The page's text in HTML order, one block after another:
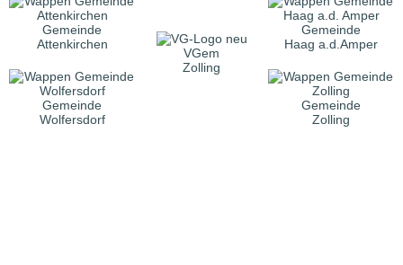
Gemeinde
Attenkirchen
VGem
Zolling
Gemeinde
Haag a.d.Amper
Gemeinde
Wolfersdorf
Gemeinde
Zolling